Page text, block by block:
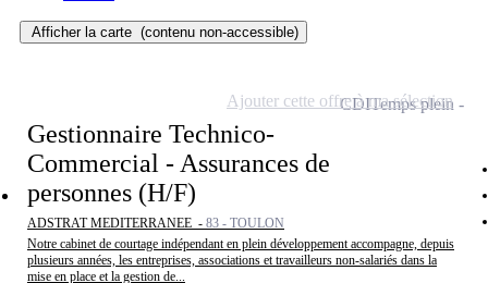
Afficher la carte (contenu non-accessible)
Gestionnaire Technico-
Commercial - Assurances de
personnes (H/F)
ADSTRAT MEDITERRANEE - 83 - TOULON
Notre cabinet de courtage indépendant en plein développement accompagne, depuis
plusieurs années, les entreprises, associations et travailleurs non-salariés dans la
mise en place et la gestion de...
CDITemps plein
Ajouter cette offre à ma sélection